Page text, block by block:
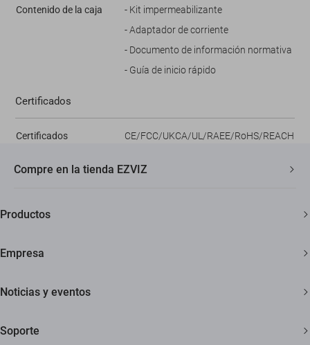
Contenido de la caja
- Kit impermeabilizante
- Adaptador de corriente
- Documento de información normativa
- Guía de inicio rápido
Certificados
Certificados CE/FCC/UKCA/UL/RAEE/RoHS/REACH
Compre en la tienda EZVIZ
Productos
Empresa
Trust Center
Noticias y eventos
Soporte